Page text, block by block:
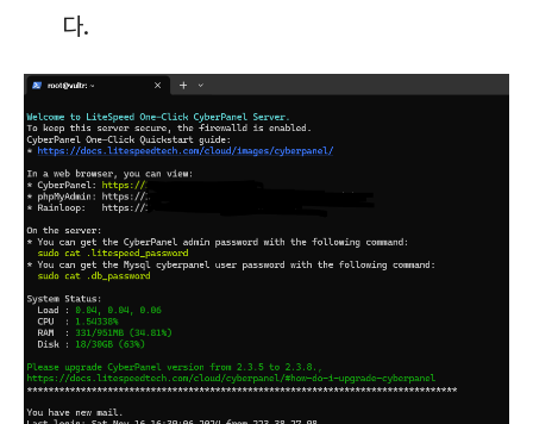
다.